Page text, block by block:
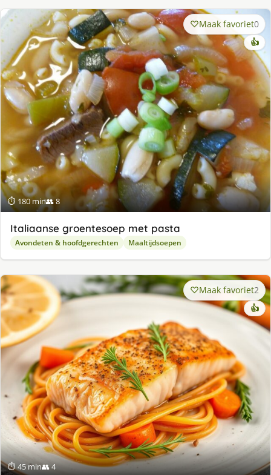
⏱ 180 min👥 8
Maak favoriet0
👍
Italiaanse groentesoep met pasta
Avondeten & hoofdgerechten Maaltijdsoepen
⏱ 45 min👥 4
Maak favoriet2
👍